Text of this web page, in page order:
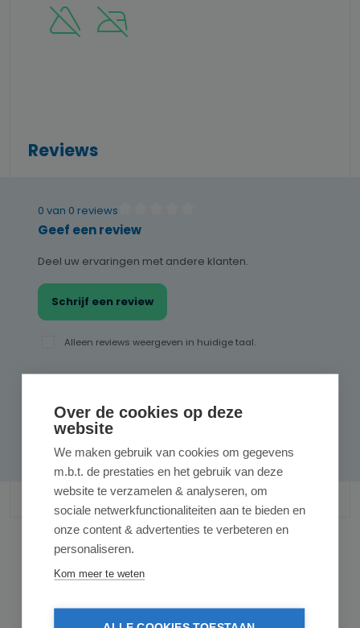
Reviews
0 van 0 reviews
Gemiddelde waardering van 0 van 5 sterren
Geef een review
Deel uw ervaringen met andere klanten.
Schrijf een review
Alleen reviews weergeven in huidige taal.
Geen reviews gevonden. Deel als eerste
uw inzichten.
Gerelateerde producten
Over de cookies op deze
website
We maken gebruik van cookies om gegevens
m.b.t. de prestaties en het gebruik van deze
website te verzamelen & analyseren, om
sociale netwerkfunctionaliteiten aan te bieden en
onze content & advertenties te verbeteren en
personaliseren.
Kom meer te weten